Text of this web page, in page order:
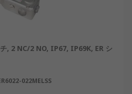
, 2 NC/2 NO, IP67, IP69K, ER シ
022MELSS